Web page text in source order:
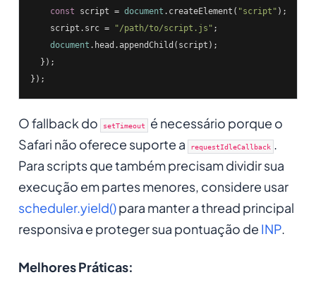
const script = document .createElement( "script" );
    script.src =
"/path/to/script.js" ;
document .head.appendChild(script);
  });
});
O fallback do setTimeout é necessário porque o
Safari não oferece suporte a
requestIdleCallback .
Para scripts que também precisam dividir sua
execução em partes menores, considere usar
scheduler.yield()para manter a thread principal
responsiva e proteger sua pontuação de INP.
Melhores Práticas: